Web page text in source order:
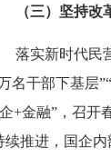
（三） 坚持改
落实新时代民
名干部下基层
+金融”， 召开
续推进， 国企内